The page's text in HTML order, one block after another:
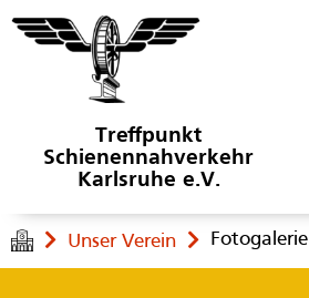
Treffpunkt
Schienennahverkehr
Karlsruhe e.V.
Unser Verein Fotogalerie